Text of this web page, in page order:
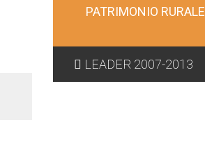
PATRIMONIO RURALE
LEADER 2007-2013